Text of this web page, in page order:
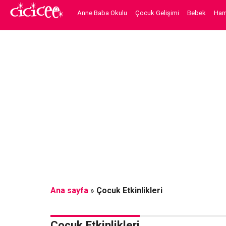
Anne Baba Okulu Çocuk Gelişimi Bebek
Ana sayfa » Çocuk Etkinlikleri